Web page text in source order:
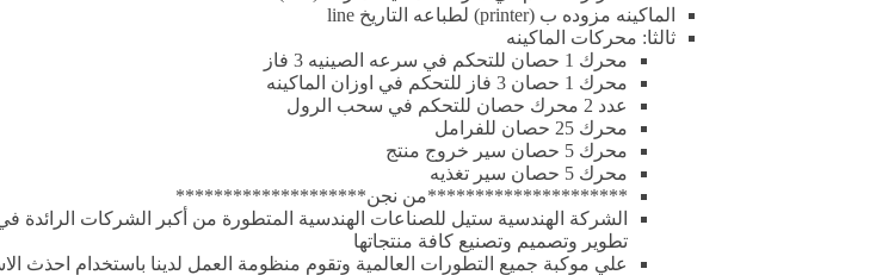
الماكينه مزوده ب (printer) لطباعه التاريخ line
ثالثا: محركات الماكينه
محرك 1 حصان للتحكم في سرعه الصينيه 3 فاز
محرك 1 حصان 3 فاز للتحكم في اوزان الماكينه
عدد 2 محرك حصان للتحكم في سحب الرول
محرك 25 حصان للفرامل
محرك 5 حصان سير خروج منتج
محرك 5 حصان سير تغذيه
*********************من نجن********************
الشركة الهندسية ستيل للصناعات الهندسية المتطورة من أكبر الشركات الرائدة
تطوير وتصميم وتصنيع كافة منتجاتها
علي موكبة جميع التطورات العالمية وتقوم منظومة العمل لدينا باستخدام احذث